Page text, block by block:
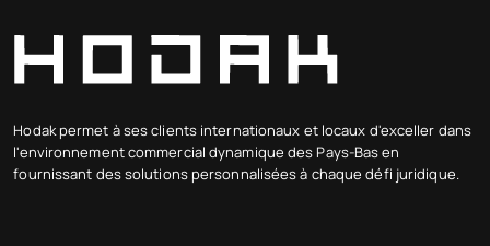
Hodak permet à ses clients internationaux et locaux d'exceller dans
l'environnement commercial dynamique des Pays-Bas en
fournissant des solutions personnalisées à chaque défi juridique.